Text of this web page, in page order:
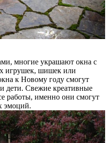
многие украшают окна с
игрушек, шишек или
к Новому году смогут
дети. Свежие креативные
работы, именно они смогут
эмоций.